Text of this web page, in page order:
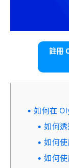
註冊
如何在
如何
如何
如何